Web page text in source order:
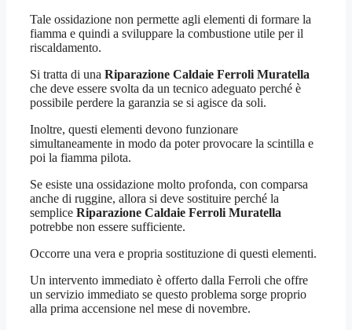
Tale ossidazione non permette agli elementi di formare la
fiamma e quindi a sviluppare la combustione utile per il
riscaldamento.
Si tratta di una Riparazione Caldaie Ferroli Muratella
che deve essere svolta da un tecnico adeguato perché è
possibile perdere la garanzia se si agisce da soli.
Inoltre, questi elementi devono funzionare
simultaneamente in modo da poter provocare la scintilla e
poi la fiamma pilota.
Se esiste una ossidazione molto profonda, con comparsa
anche di ruggine, allora si deve sostituire perché la
semplice Riparazione Caldaie Ferroli Muratella
potrebbe non essere sufficiente.
Occorre una vera e propria sostituzione di questi elementi.
Un intervento immediato è offerto dalla Ferroli che offre
un servizio immediato se questo problema sorge proprio
alla prima accensione nel mese di novembre.